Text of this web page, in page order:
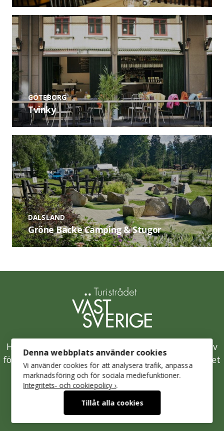
GÖTEBORG
Tvinky
DALSLAND
Gröne Backe Camping & Stugor
Hållbarhetsklivet är Västsveriges samlade initiativ
för en hållbar besöksnäring och drivs av Turistrådet
Västsverige.
Mer om Turistrådet Västsverige
Integritetspolicy
Denna webbplats använder cookies
Vi använder cookies för att analysera trafik, anpassa
marknadsföring och för sociala mediefunktioner.
Integritets- och cookiepolicy ›.
Tillåt alla cookies